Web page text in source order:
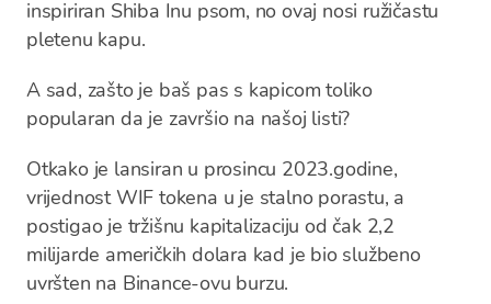
inspiriran Shiba Inu psom, no ovaj nosi ružičastu
pletenu kapu.
A sad, zašto je baš pas s kapicom toliko
popularan da je završio na našoj listi?
Otkako je lansiran u prosincu 2023.godine,
vrijednost WIF tokena u je stalno porastu, a
postigao je tržišnu kapitalizaciju od čak 2,2
milijarde američkih dolara kad je bio službeno
uvršten na Binance-ovu burzu.